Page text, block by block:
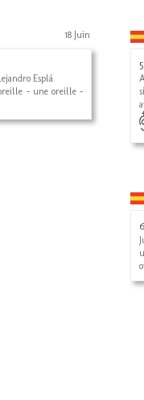
18 Juin
Esplá
- une oreille -